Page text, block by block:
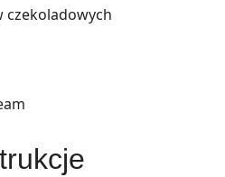
czekoladowych